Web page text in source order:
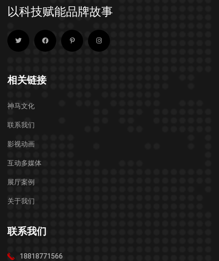
以科技赋能品牌故事
相关链接
神马文化
联系我们
影视动画
互动多媒体
展厅案例
关于我们
联系我们
18818771566